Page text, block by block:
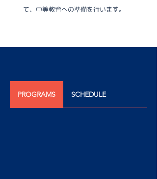
て、中等教育への準備を行います。
PROGRAMS SCHEDULE